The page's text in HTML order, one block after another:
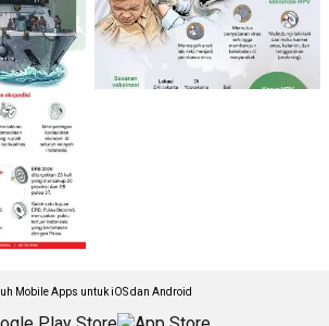
Mobile Apps untuk iOS dan Android